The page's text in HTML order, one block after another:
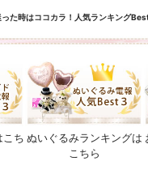
った時はココカラ！人気ランキング
こち ぬいぐるみランキングは
こちら